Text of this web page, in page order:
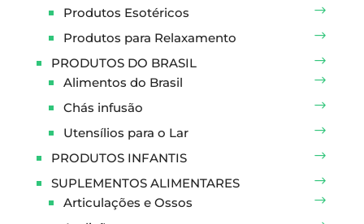
Produtos Esotéricos
Produtos para Relaxamento
PRODUTOS DO BRASIL
Alimentos do Brasil
Chás infusão
Utensílios para o Lar
PRODUTOS INFANTIS
SUPLEMENTOS ALIMENTARES
Articulações e Ossos